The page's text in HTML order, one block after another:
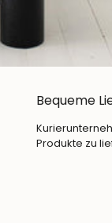
Bequeme
Produkte zu